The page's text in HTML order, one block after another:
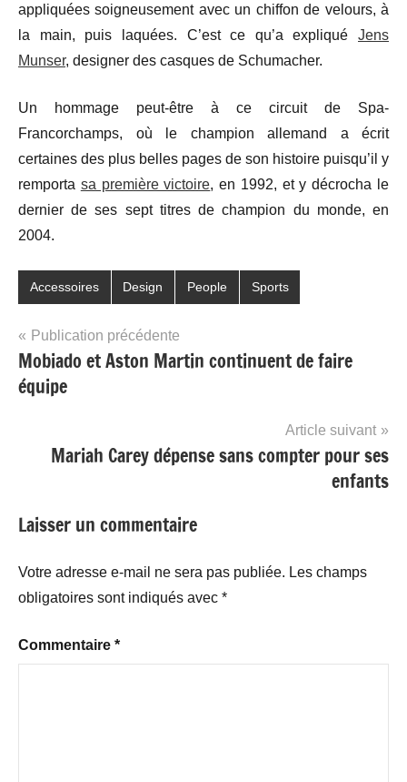
appliquées soigneusement avec un chiffon de velours, à
la main, puis laquées. C’est ce qu’a expliqué Jens
Munser, designer des casques de Schumacher.
Un hommage peut-être à ce circuit de Spa-
Francorchamps, où le champion allemand a écrit
certaines des plus belles pages de son histoire puisqu’il y
remporta sa première victoire, en 1992, et y décrocha le
dernier de ses sept titres de champion du monde, en
2004.
Accessoires Design People Sports
Navigation
de
l’article
Publication précédente
Mobiado et Aston Martin continuent de faire
équipe
Article suivant
Mariah Carey dépense sans compter pour ses
enfants
Laisser un commentaire
Votre adresse e-mail ne sera pas publiée. Les champs
obligatoires sont indiqués avec *
Commentaire *